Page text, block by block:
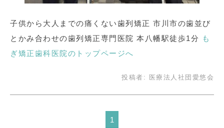
子供から大人までの痛くない歯列矯正 市川市の歯並び
とかみ合わせの歯列矯正専門医院 本八幡駅徒歩1分
も
ぎ矯正歯科医院のトップページへ
投稿者: 医療法人社団愛悠会
1